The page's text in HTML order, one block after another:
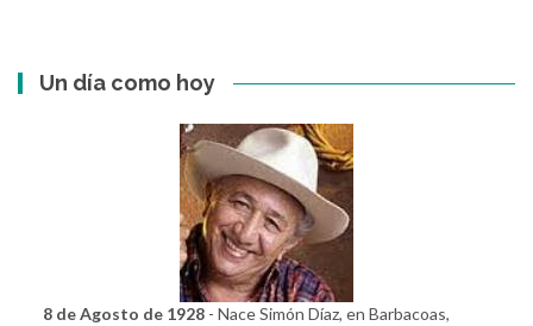
Un día como hoy
8 de Agosto de 1928 - Nace Simón Díaz, en Barbacoas,